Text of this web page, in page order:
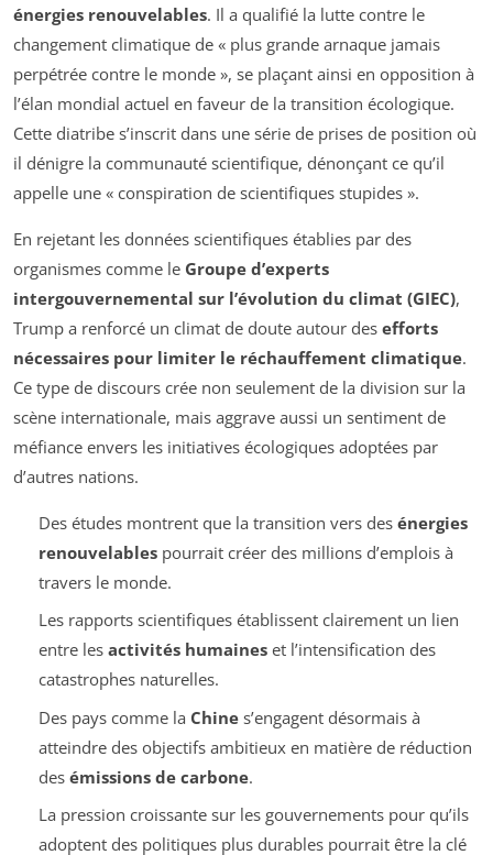
énergies renouvelables. Il a qualifié la lutte contre le
changement climatique de « plus grande arnaque jamais
perpétrée contre le monde », se plaçant ainsi en opposition à
l’élan mondial actuel en faveur de la transition écologique.
Cette diatribe s’inscrit dans une série de prises de position où
il dénigre la communauté scientifique, dénonçant ce qu’il
appelle une « conspiration de scientifiques stupides ».
En rejetant les données scientifiques établies par des
organismes comme le Groupe d’experts
intergouvernemental sur l’évolution du climat (GIEC),
Trump a renforcé un climat de doute autour des efforts
nécessaires pour limiter le réchauffement climatique.
Ce type de discours crée non seulement de la division sur la
scène internationale, mais aggrave aussi un sentiment de
méfiance envers les initiatives écologiques adoptées par
d’autres nations.
Des études montrent que la transition vers des énergies
renouvelablespourrait créer des millions d’emplois à
travers le monde.
Les rapports scientifiques établissent clairement un lien
entre les activités humaineset l’intensification des
catastrophes naturelles.
Des pays comme la Chines’engagent désormais à
atteindre des objectifs ambitieux en matière de réduction
des émissions de carbone.
La pression croissante sur les gouvernements pour qu’ils
adoptent des politiques plus durables pourrait être la clé